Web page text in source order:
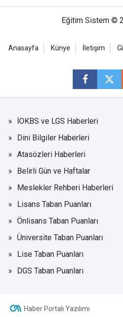
Eğitim Sistem ©
Anasayfa Künye İletişim
İOKBS ve LGS Haberleri
Dini Bilgiler Haberleri
Atasözleri Haberleri
Belirli Gün ve Haftalar
Meslekler Rehberi Haberleri
Lisans Taban Puanları
Önlisans Taban Puanları
Üniversite Taban Puanları
Lise Taban Puanları
DGS Taban Puanları
Haber Portalı Yazılımı